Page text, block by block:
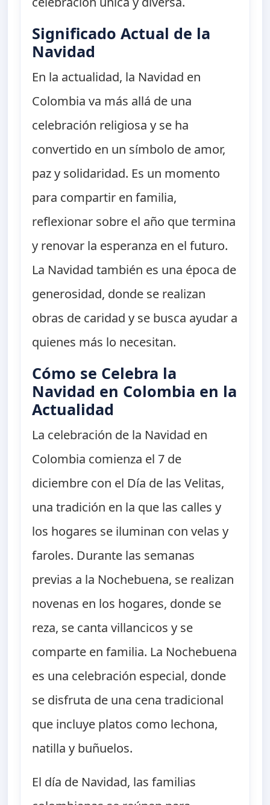
Significado Actual de la
Navidad
En la actualidad, la Navidad en
Colombia va más allá de una
celebración religiosa y se ha
convertido en un símbolo de amor,
paz y solidaridad. Es un momento
para compartir en familia,
reflexionar sobre el año que termina
y renovar la esperanza en el futuro.
La Navidad también es una época de
generosidad, donde se realizan
obras de caridad y se busca ayudar a
quienes más lo necesitan.
Cómo se Celebra la
Navidad en Colombia en la
Actualidad
La celebración de la Navidad en
Colombia comienza el 7 de
diciembre con el Día de las Velitas,
una tradición en la que las calles y
los hogares se iluminan con velas y
faroles. Durante las semanas
previas a la Nochebuena, se realizan
novenas en los hogares, donde se
reza, se canta villancicos y se
comparte en familia. La Nochebuena
es una celebración especial, donde
se disfruta de una cena tradicional
que incluye platos como lechona,
natilla y buñuelos.
El día de Navidad, las familias